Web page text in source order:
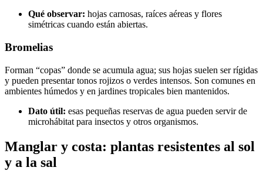
Qué observar: hojas carnosas, raíces aéreas y flores
simétricas cuando están abiertas.
Bromelias
Forman “copas” donde se acumula agua; sus hojas suelen ser rígidas
y pueden presentar tonos rojizos o verdes intensos. Son comunes en
ambientes húmedos y en jardines tropicales bien mantenidos.
Dato útil: esas pequeñas reservas de agua pueden servir de
microhábitat para insectos y otros organismos.
Manglar y costa: plantas resistentes al sol
y a la sal